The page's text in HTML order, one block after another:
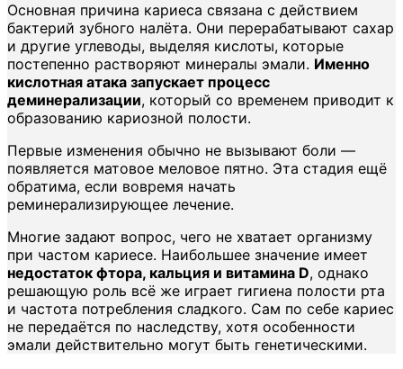
Основная причина кариеса связана с действием
бактерий зубного налёта. Они перерабатывают сахар
и другие углеводы, выделяя кислоты, которые
постепенно растворяют минералы эмали. Именно
кислотная атака запускает процесс
деминерализации, который со временем приводит к
образованию кариозной полости.
Первые изменения обычно не вызывают боли —
появляется матовое меловое пятно. Эта стадия ещё
обратима, если вовремя начать
реминерализирующее лечение.
Многие задают вопрос, чего не хватает организму
при частом кариесе. Наибольшее значение имеет
недостаток фтора, кальция и витамина D, однако
решающую роль всё же играет гигиена полости рта
и частота потребления сладкого. Сам по себе кариес
не передаётся по наследству, хотя особенности
эмали действительно могут быть генетическими.